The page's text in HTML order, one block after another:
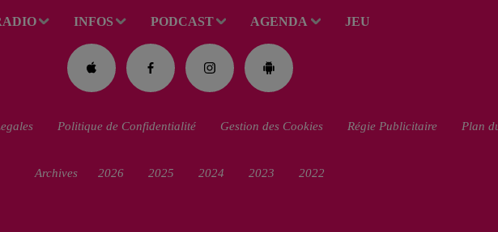
perdu la vie dans
le plan d'eau de
la base de loisirs
du...
rentrée scolaire...
INFOS PODCAST AGENDA JEU
Politique de Confidentialité Gestion des Cookies Régie Publicitaire Plan
Archives 2026 2025 2024 2023 2022